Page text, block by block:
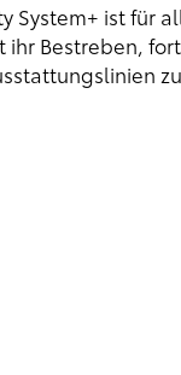
System+ ist für
Bestreben,